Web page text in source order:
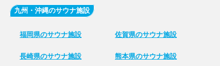
九州・沖縄のサウナ施設
福岡県のサウナ施設 佐賀県のサウナ施設
長崎県のサウナ施設 熊本県のサウナ施設